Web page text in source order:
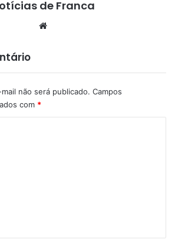
de Franca
não será publicado. Campos
com *